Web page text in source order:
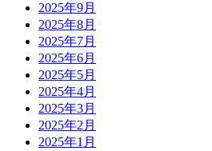
2025年9月
2025年8月
2025年7月
2025年6月
2025年5月
2025年4月
2025年3月
2025年2月
2025年1月